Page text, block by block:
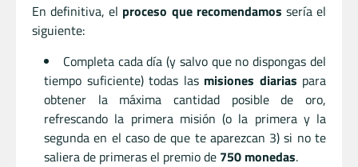
En definitiva, el proceso que recomendamos sería el
siguiente:
Completa cada día (y salvo que no dispongas del
tiempo suficiente) todas las misiones diarias para
obtener la máxima cantidad posible de oro,
refrescando la primera misión (o la primera y la
segunda en el caso de que te aparezcan 3) si no te
saliera de primeras el premio de 750 monedas.